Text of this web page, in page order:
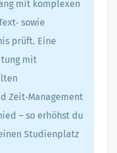
mit komplexen
sowie
prüft. Eine
mit
Zeit‑Management
– so erhöhst du
Studienplatz